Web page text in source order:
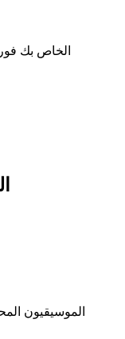
الموسيقيون